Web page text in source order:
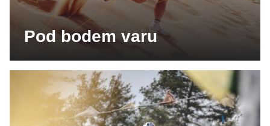
Pod bodem varu